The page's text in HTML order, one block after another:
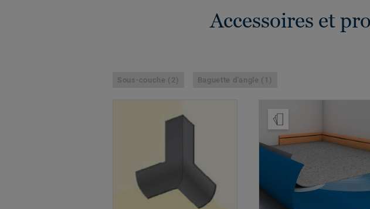
Accessoires et
Sous-couche (2) Baguette d'angle (1)